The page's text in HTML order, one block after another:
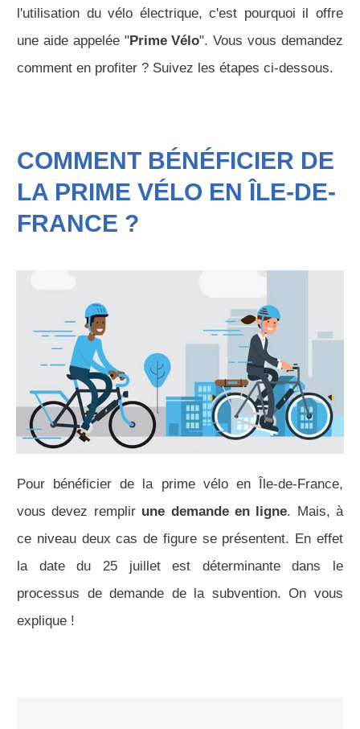
l'utilisation du vélo électrique, c'est pourquoi il offre
une aide appelée "Prime Vélo". Vous vous demandez
comment en profiter ? Suivez les étapes ci-dessous.
COMMENT BÉNÉFICIER DE
LA PRIME VÉLO EN ÎLE-DE-
FRANCE ?
Pour bénéficier de la prime vélo en Île-de-France,
vous devez remplirune demande en ligne. Mais, à
ce niveau deux cas de figure se présentent. En effet
la date du 25 juillet est déterminante dans le
processus de demande de la subvention. On vous
explique !